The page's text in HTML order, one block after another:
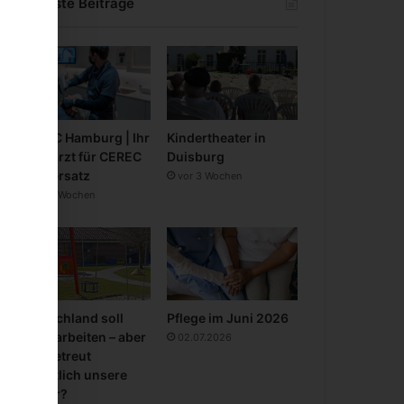
CEREC Hamburg | Ihr
Zahnarzt für CEREC
Zahnersatz
vor 3 Wochen
Kindertheater in
Duisburg
vor 3 Wochen
Deutschland soll
mehr arbeiten – aber
wer betreut
eigentlich unsere
Kinder?
Pflege im Juni 2026
02.07.2026